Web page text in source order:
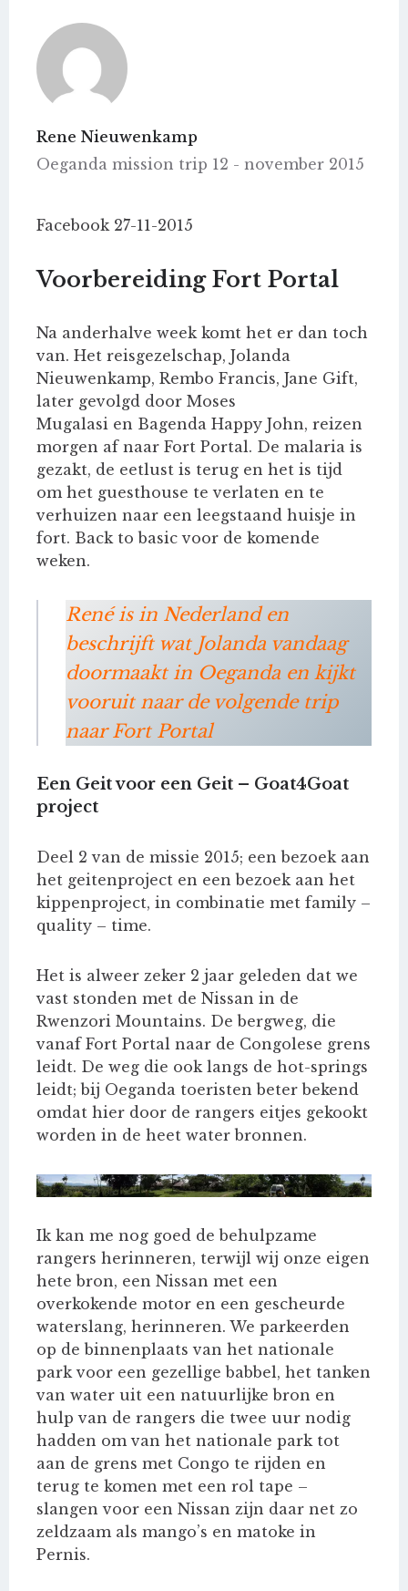
Rene Nieuwenkamp
Oeganda mission trip 12 - november 2015
Facebook 27-11-2015
Voorbereiding Fort Portal
Na anderhalve week komt het er dan toch
van. Het reisgezelschap, Jolanda
Nieuwenkamp, Rembo Francis, Jane Gift,
later gevolgd door Moses
Mugalasi en Bagenda Happy John, reizen
morgen af naar Fort Portal. De malaria is
gezakt, de eetlust is terug en het is tijd
om het guesthouse te verlaten en te
verhuizen naar een leegstaand huisje in
fort. Back to basic voor de komende
weken.
René is in Nederland en
beschrijft wat Jolanda vandaag
doormaakt in Oeganda en kijkt
vooruit naar de volgende trip
naar Fort Portal
Een Geit voor een Geit – Goat4Goat
project
Deel 2 van de missie 2015; een bezoek aan
het geitenproject en een bezoek aan het
kippenproject, in combinatie met family –
quality – time.
Het is alweer zeker 2 jaar geleden dat we
vast stonden met de Nissan in de
Rwenzori Mountains. De bergweg, die
vanaf Fort Portal naar de Congolese grens
leidt. De weg die ook langs de hot-springs
leidt; bij Oeganda toeristen beter bekend
omdat hier door de rangers eitjes gekookt
worden in de heet water bronnen.
Ik kan me nog goed de behulpzame
rangers herinneren, terwijl wij onze eigen
hete bron, een Nissan met een
overkokende motor en een gescheurde
waterslang, herinneren. We parkeerden
op de binnenplaats van het nationale
park voor een gezellige babbel, het tanken
van water uit een natuurlijke bron en
hulp van de rangers die twee uur nodig
hadden om van het nationale park tot
aan de grens met Congo te rijden en
terug te komen met een rol tape –
slangen voor een Nissan zijn daar net zo
zeldzaam als mango’s en matoke in
Pernis.